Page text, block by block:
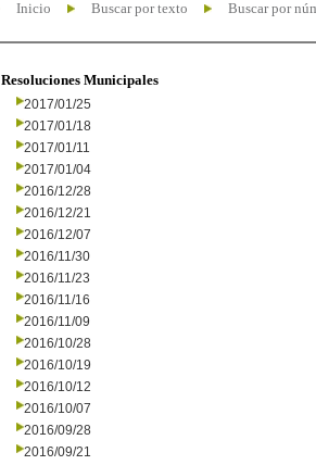
Inicio Buscar por texto Buscar por
Resoluciones Municipales
2017/01/25
2017/01/18
2017/01/11
2017/01/04
2016/12/28
2016/12/21
2016/12/07
2016/11/30
2016/11/23
2016/11/16
2016/11/09
2016/10/28
2016/10/19
2016/10/12
2016/10/07
2016/09/28
2016/09/21